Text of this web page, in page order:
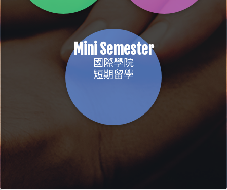
Mini Semester
國際學院
短期留學